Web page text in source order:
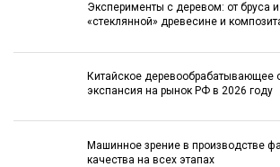
Эксперименты с деревом: от бруса
«стеклянной» древесине и
Китайское деревообрабатывающее
экспансия на рынок РФ в 2026 году
Машинное зрение в производстве
качества на всех этапах